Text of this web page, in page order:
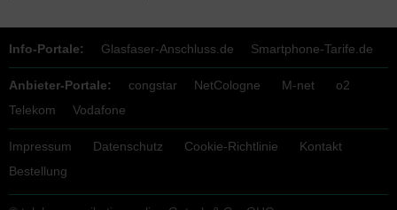
Info-Portale: Glasfaser-Anschluss.de Smartphone-Tarife.de
Anbieter-Portale: congstar NetCologne M-net
o2
Telekom
Vodafone
Impressum Datenschutz Cookie-Richtlinie
Kontakt
Bestellung